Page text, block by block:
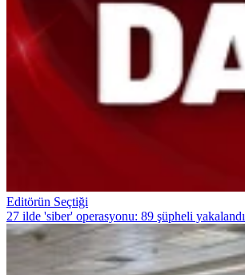
Editörün Seçtiği
27 ilde 'siber' operasyonu: 89 şüpheli yakalandı